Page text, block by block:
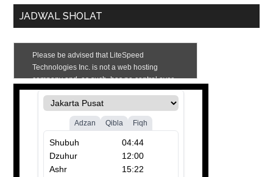
JADWAL SHOLAT